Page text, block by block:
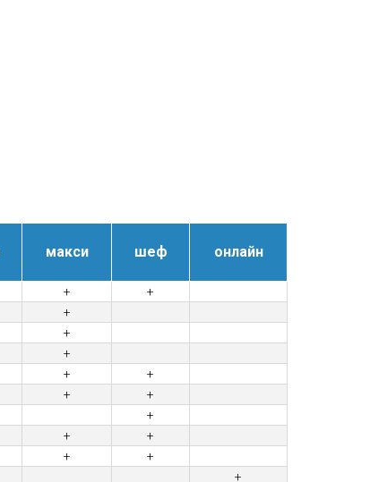
макси шеф онлайн
+
+
+
+
+
+
+
+
+
+
+
+
+
+
+